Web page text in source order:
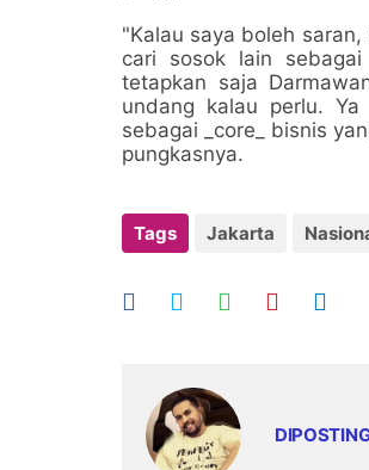
"Kalau saya boleh
cari sosok lain sebagai
tetapkan saja
undang kalau perlu.
sebagai _core_ bisnis
pungkasnya.
Tags Jakarta